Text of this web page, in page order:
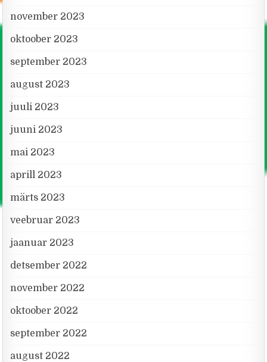
november 2023
oktoober 2023
september 2023
august 2023
juuli 2023
juuni 2023
mai 2023
aprill 2023
märts 2023
veebruar 2023
jaanuar 2023
detsember 2022
november 2022
oktoober 2022
september 2022
august 2022